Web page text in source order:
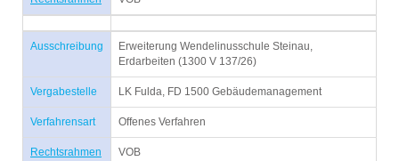
Ausschreibung
Erweiterung Wendelinusschule Steinau,
Erdarbeiten (1300 V 137/26)
Vergabestelle LK Fulda, FD 1500 Gebäudemanagement
Verfahrensart Offenes Verfahren
Rechtsrahmen VOB